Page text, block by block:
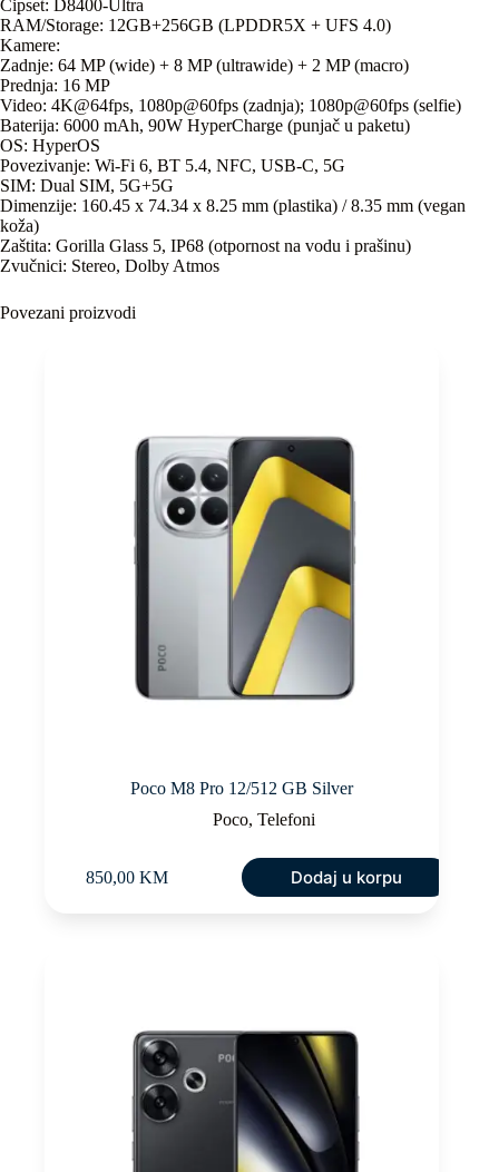
Čipset: D8400-Ultra
RAM/Storage: 12GB+256GB (LPDDR5X + UFS 4.0)
Kamere:
Zadnje: 64 MP (wide) + 8 MP (ultrawide) + 2 MP (macro)
Prednja: 16 MP
Video: 4K@64fps, 1080p@60fps (zadnja); 1080p@60fps (selfie)
Baterija: 6000 mAh, 90W HyperCharge (punjač u paketu)
OS: HyperOS
Povezivanje: Wi-Fi 6, BT 5.4, NFC, USB-C, 5G
SIM: Dual SIM, 5G+5G
Dimenzije: 160.45 x 74.34 x 8.25 mm (plastika) / 8.35 mm (vegan
koža)
Zaštita: Gorilla Glass 5, IP68 (otpornost na vodu i prašinu)
Zvučnici: Stereo, Dolby Atmos
Povezani proizvodi
Poco M8 Pro 12/512 GB Silver
Poco,Telefoni
850,00 KM Dodaj u korpu